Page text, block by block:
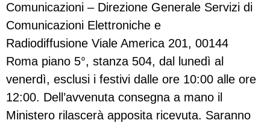
Comunicazioni – Direzione Generale Servizi di
Comunicazioni Elettroniche e
Radiodiffusione Viale America 201, 00144
Roma piano 5°, stanza 504, dal lunedì al
venerdì, esclusi i festivi dalle ore 10:00 alle ore
12:00. Dell’avvenuta consegna a mano il
Ministero rilascerà apposita ricevuta. Saranno